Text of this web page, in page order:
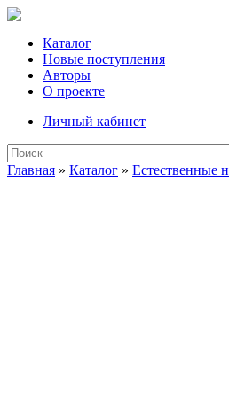
Каталог
Новые поступления
Авторы
О проекте
Личный кабинет
Главная » Каталог » Естественные